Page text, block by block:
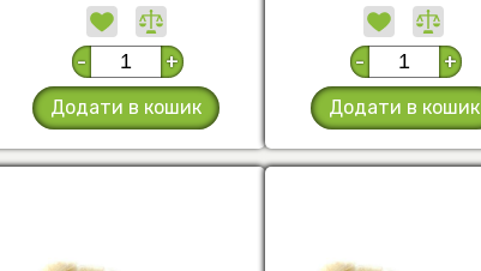
- +
Додати в кошик
- +
Додати в кошик